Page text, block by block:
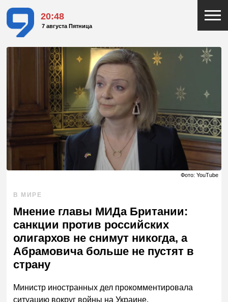
20:48
7 августа Пятница
Фото: YouTube
В МИРЕ
Мнение главы МИДа Британии:
санкции против российских
олигархов не снимут никогда, а
Абрамовича больше не пустят в
страну
Министр иностранных дел прокомментировала
ситуацию вокруг войны на Украине.